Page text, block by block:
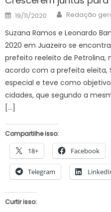
Posted
on
19/11/2020 Author
Redação
Suzana Ramos e Leonardo
2020 em Juazeiro se
prefeito reeleito de Petrolina,
acordo com a prefeita eleita,
especial e teve como
cidades, que segundo a
[…]
Compartilhe isso:
18+ Facebook
Telegram
Curtir isso: